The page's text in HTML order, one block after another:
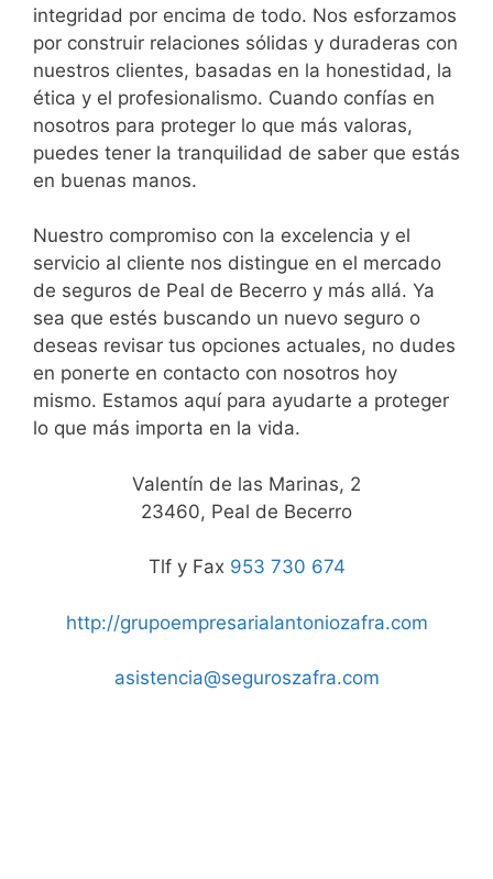
integridad por encima de todo. Nos esforzamos
por construir relaciones sólidas y duraderas con
nuestros clientes, basadas en la honestidad, la
ética y el profesionalismo. Cuando confías en
nosotros para proteger lo que más valoras,
puedes tener la tranquilidad de saber que estás
en buenas manos.
Nuestro compromiso con la excelencia y el
servicio al cliente nos distingue en el mercado
de seguros de Peal de Becerro y más allá. Ya
sea que estés buscando un nuevo seguro o
deseas revisar tus opciones actuales, no dudes
en ponerte en contacto con nosotros hoy
mismo. Estamos aquí para ayudarte a proteger
lo que más importa en la vida.
Valentín de las Marinas, 2
23460, Peal de Becerro
Tlf y Fax 953 730 674
http://grupoempresarialantoniozafra.com
asistencia@seguroszafra.com